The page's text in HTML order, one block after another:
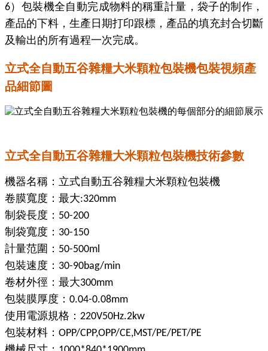
6）包裝機全自動完成物料的稱重計量，袋子的制作，
產品的下料，生產日期打印跟標，產品的填充封合切斷
及輸出的所有過程一次完成。
立式全自動五谷雜糧大米顆粒包裝機包裝視頻產
品細節圖
立式全自動五谷雜糧大米顆粒包裝機技術參數
機器名稱：立式自動五谷雜糧大米顆粒包裝機
卷膜寬度：最大:320mm
制袋長度： 50-200
制袋寬度： 30-150
計量范圍： 50-500ml
包裝速度： 30-90bag/min
卷材外徑：最大300mm
包裝膜厚度： 0.04-0.08mm
使用電源規格： 220V50Hz.2kw
包裝材料： OPP/CPP,OPP/CE,MST/PE/PET/PE